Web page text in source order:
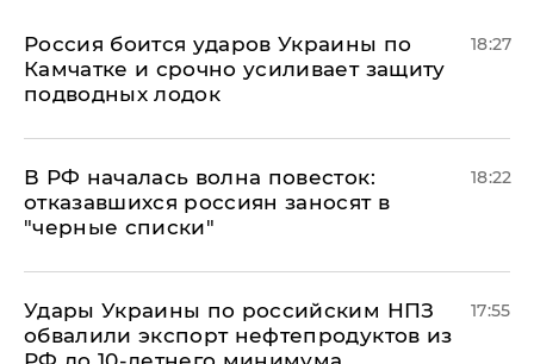
Россия боится ударов Украины по
Камчатке и срочно усиливает защиту
подводных лодок
18:27
​В РФ началась волна повесток:
отказавшихся россиян заносят в
"черные списки"
18:22
Удары Украины по российским НПЗ
обвалили экспорт нефтепродуктов из
17:55